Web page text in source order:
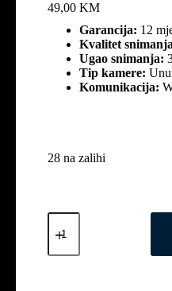
49,00 KM
Garancija: 12
Kvalitet
Ugao snimanja:
Tip kamere:
Komunikacija:
28 na zalihi
Xiaomi
Camera
Smart